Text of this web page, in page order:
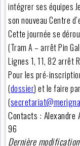
intégrer ses équipes
son nouveau Centre
Cette journée se
(Tram A – arrêt Pin
Lignes 1, 11, 82 arrêt
Pour les pré-
(dossier) et le faire
(
Contacts : Alexandre
96
Dernière